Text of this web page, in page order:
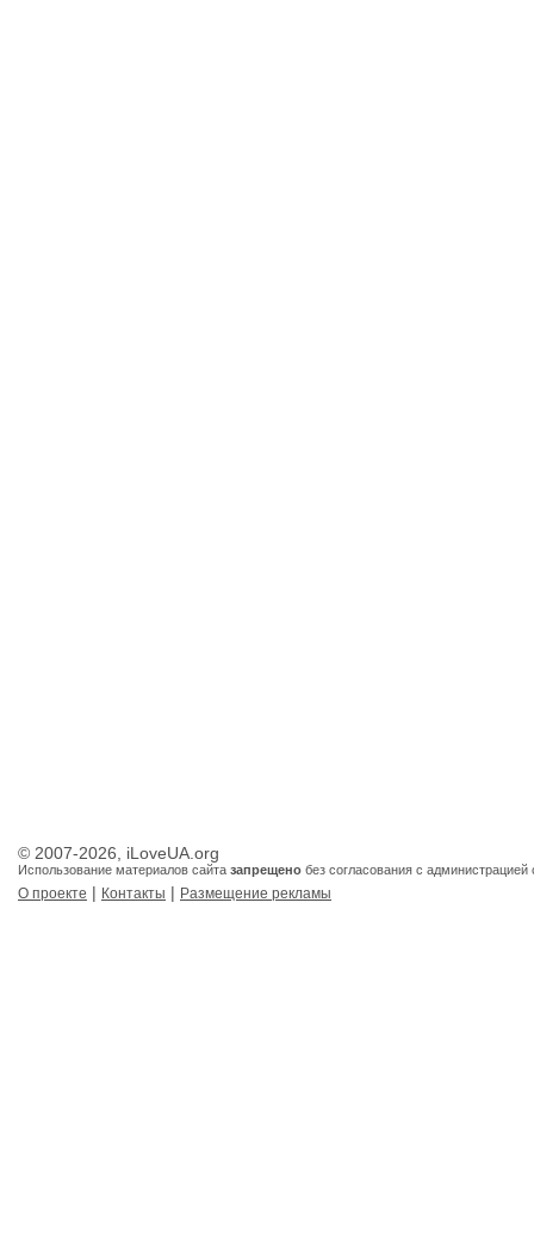
© 2007-2026, iLoveUA.org
Использование материалов сайта запрещено без согласования с администрацией
О проекте | Контакты | Размещение рекламы